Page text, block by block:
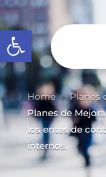
Abrir barra de
Home 9 Planes
Planes de
los entes de
internos.